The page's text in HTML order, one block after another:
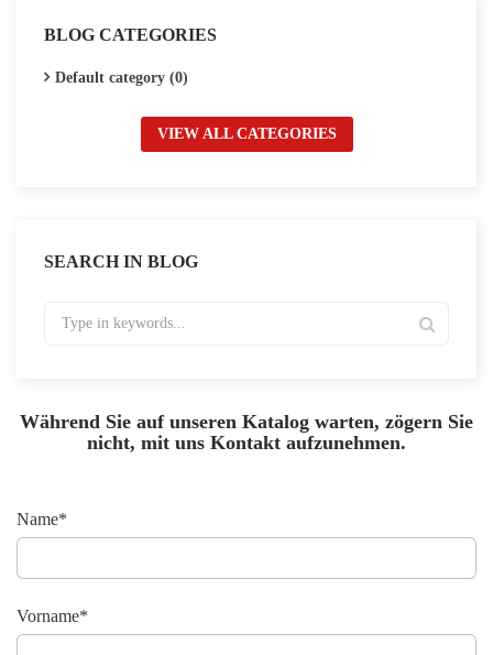
BLOG CATEGORIES
Default category (0)
VIEW ALL CATEGORIES
SEARCH IN BLOG
Während Sie auf unseren Katalog warten, zögern Sie
nicht, mit uns Kontakt aufzunehmen.
Name*
Vorname*